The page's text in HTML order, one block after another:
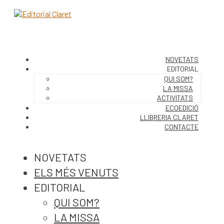
NOVETATS
EDITORIAL
QUI SOM?
LA MISSA
ACTIVITATS
ECOEDICIÓ
LLIBRERIA CLARET
CONTACTE
NOVETATS
ELS MÉS VENUTS
EDITORIAL
QUI SOM?
LA MISSA